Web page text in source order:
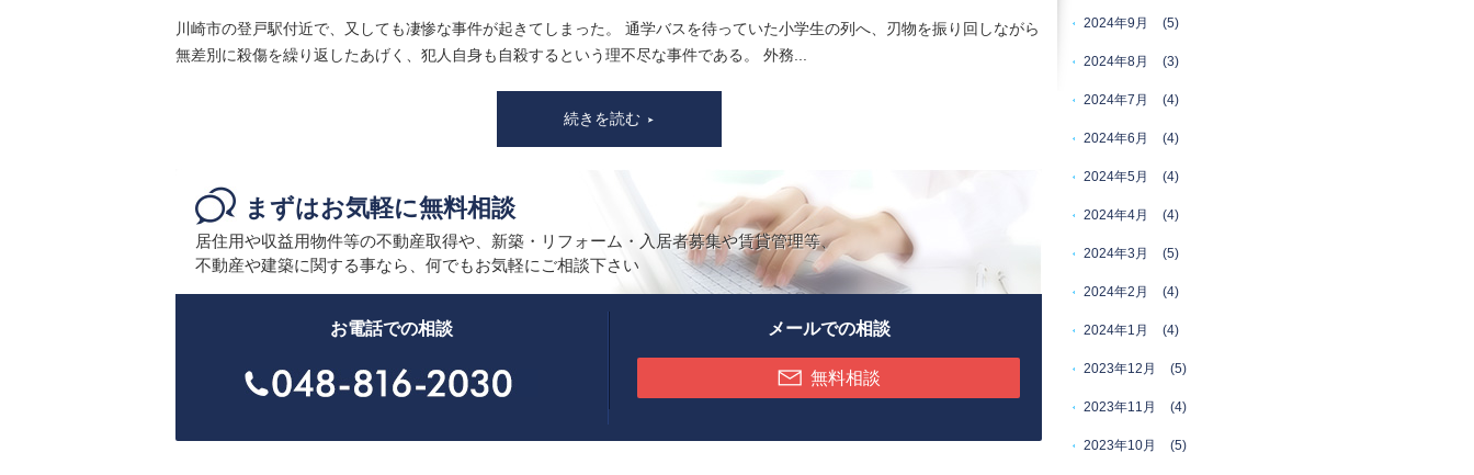
川崎市の登戸駅付近で、又しても凄惨な事件が起きてしまった。 通学バスを待っていた小学生の列へ、刃物を振り回しながら
無差別に殺傷を繰り返したあげく、犯人自身も自殺するという理不尽な事件である。 外務...
続きを読む
まずはお気軽に無料相談
居住用や収益用物件等の不動産取得や、新築・リフォーム・入居者募集や賃貸管理等、
不動産や建築に関する事なら、何でもお気軽にご相談下さい
お電話での相談 メールでの相談
無料相談
2024年9月 (5)
2024年8月 (3)
2024年7月 (4)
2024年6月 (4)
2024年5月 (4)
2024年4月 (4)
2024年3月 (5)
2024年2月 (4)
2024年1月 (4)
2023年12月 (5)
2023年11月 (4)
2023年10月 (5)